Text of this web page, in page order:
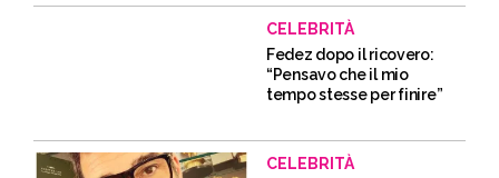
CELEBRITÀ
Fedez dopo il ricovero:
“Pensavo che il mio
tempo stesse per finire”
CELEBRITÀ